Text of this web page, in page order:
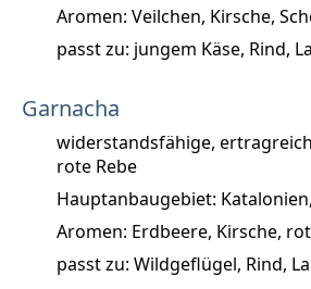
Aromen: Veilchen, Kirsche,
passt zu: jungem Käse, Rind,
Garnacha
widerstandsfähige,
rote Rebe
Hauptanbaugebiet:
Aromen: Erdbeere, Kirsche,
passt zu: Wildgeflügel, Rind,